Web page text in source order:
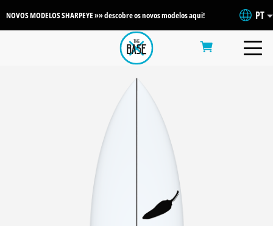
NOVOS MODELOS SHARPEYE »» descobre os novos modelos aqui! PT